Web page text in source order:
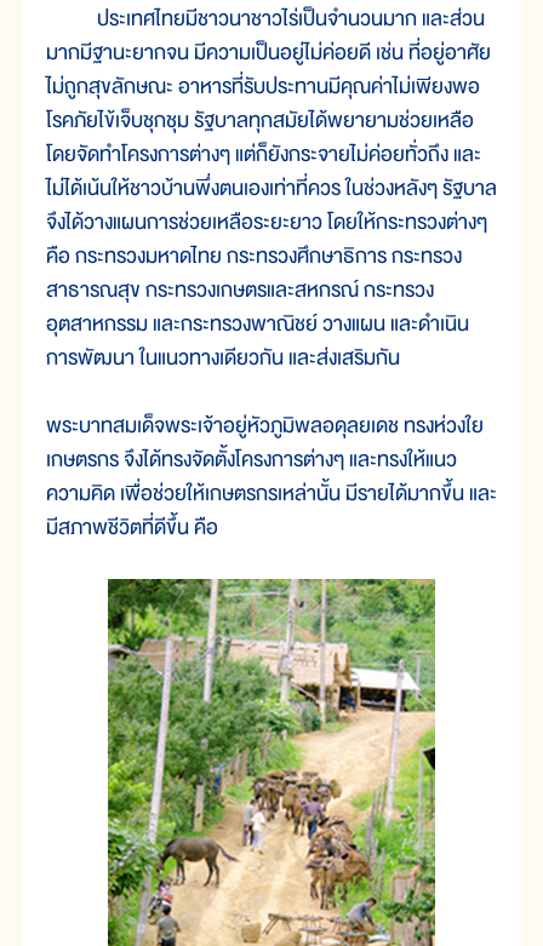
ประเทศไทยมีชาวนาชาวไร่เป็นจำนวนมาก และส่วน
มากมีฐานะยากจน มีความเป็นอยู่ไม่ค่อยดี เช่น ที่อยู่อาศัย
ไม่ถูกสุขลักษณะ อาหารที่รับประทานมีคุณค่าไม่เพียงพอ
โรคภัยไข้เจ็บชุกชุม รัฐบาลทุกสมัยได้พยายามช่วยเหลือ
โดยจัดทำโครงการต่างๆ แต่ก็ยังกระจายไม่ค่อยทั่วถึง และ
ไม่ได้เน้นให้ชาวบ้านพึ่งตนเองเท่าที่ควร ในช่วงหลังๆ รัฐบาล
จึงได้วางแผนการช่วยเหลือระยะยาว โดยให้กระทรวงต่างๆ
คือ กระทรวงมหาดไทย กระทรวงศึกษาธิการ กระทรวง
สาธารณสุข กระทรวงเกษตรและสหกรณ์ กระทรวง
อุตสาหกรรม และกระทรวงพาณิชย์ วางแผน และดำเนิน
การพัฒนา ในแนวทางเดียวกัน และส่งเสริมกัน
พระบาทสมเด็จพระเจ้าอยู่หัวภูมิพลอดุลยเดช ทรงห่วงใย
เกษตรกร จึงได้ทรงจัดตั้งโครงการต่างๆ และทรงให้แนว
ความคิด เพื่อช่วยให้เกษตรกรเหล่านั้น มีรายได้มากขึ้น และ
มีสภาพชีวิตที่ดีขึ้น คือ